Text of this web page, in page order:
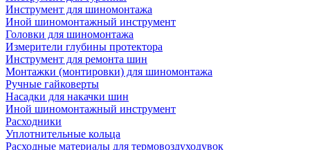
Инструмент для шиномонтажа
Иной шиномонтажный инструмент
Головки для шиномонтажа
Измерители глубины протектора
Инструмент для ремонта шин
Монтажки (монтировки) для шиномонтажа
Ручные гайковерты
Насадки для накачки шин
Иной шиномонтажный инструмент
Расходники
Уплотнительные кольца
Расходные материалы для термовоздуходувок